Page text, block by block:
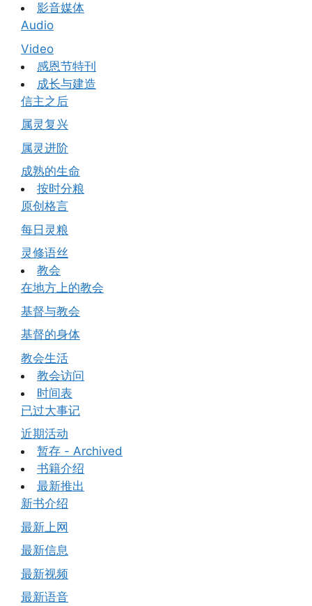
影音媒体
Audio
Video
感恩节特刊
成长与建造
信主之后
属灵复兴
属灵进阶
成熟的生命
按时分粮
原创格言
每日灵粮
灵修语丝
教会
在地方上的教会
基督与教会
基督的身体
教会生活
教会访问
时间表
已过大事记
近期活动
暂存 - Archived
书籍介绍
最新推出
新书介绍
最新上网
最新信息
最新视频
最新语音